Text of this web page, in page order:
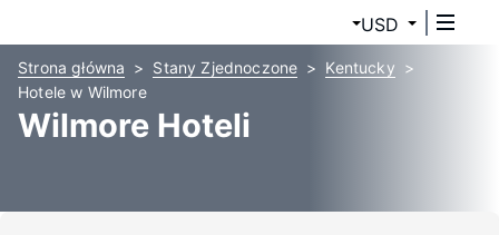
USD
Strona główna Stany Zjednoczone
Kentucky
Hotele w Wilmore
Wilmore Hoteli